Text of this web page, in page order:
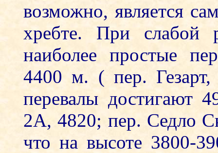
возможно, является
хребте. При слабой
наиболее простые
4400 м. ( пер.
перевалы достигают
2А, 4820; пер. Седло
что на высоте 3800-